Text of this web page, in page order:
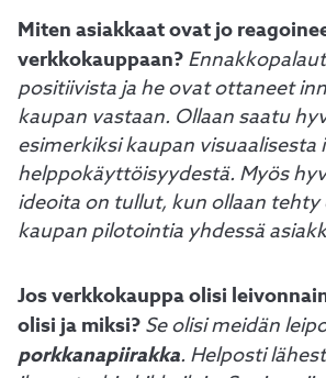
Miten asiakkaat ovat jo
verkkokauppaan?
positiivista ja he ovat ottaneet
kaupan vastaan. Ollaan saatu
esimerkiksi kaupan visuaalisesta
helppokäyttöisyydestä. Myös
ideoita on tullut, kun ollaan tehty
kaupan pilotointia yhdessä
Jos verkkokauppa olisi
olisi ja miksi? Se olisi meidän
porkkanapiirakka. Helposti